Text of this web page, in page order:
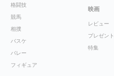
格闘技
競馬
相撲
バスケ
バレー
フィギュア
映画
レビュー
プレゼント
特集